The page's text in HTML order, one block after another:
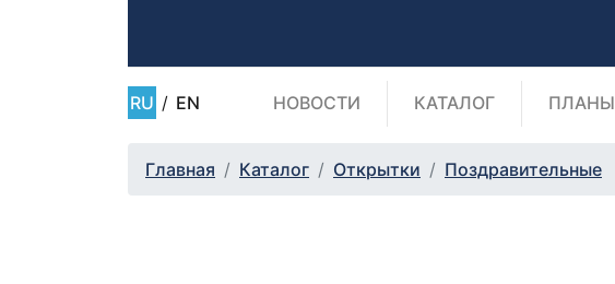
RU / EN НОВОСТИ КАТАЛОГ ПЛАНЫ
Главная Каталог Открытки Поздравительные